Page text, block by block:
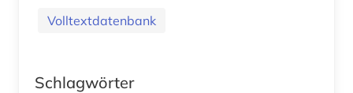
Volltextdatenbank
Schlagwörter